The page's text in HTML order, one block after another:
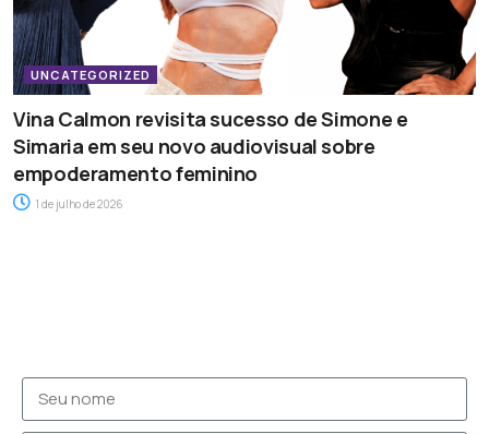
UNCATEGORIZED
Vina Calmon revisita sucesso de Simone e
Simaria em seu novo audiovisual sobre
empoderamento feminino
1 de julho de 2026